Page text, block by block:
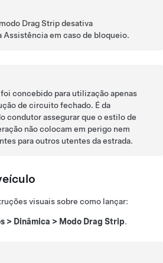
Drag Strip desativa
Assistência em caso de bloqueio.
concebido para utilização apenas
de circuito fechado. É da
condutor assegurar que o estilo de
não colocam em perigo nem
para outros utentes da estrada.
visuais sobre como lançar:
> Dinâmica > Modo Drag Strip.